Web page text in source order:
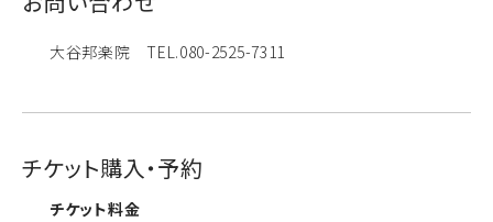
大谷邦楽院 TEL.080-2525-7311
チケット購入・予約
チケット料金